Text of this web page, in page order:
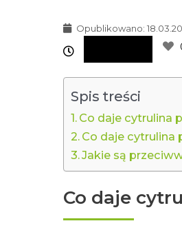
Opublikowano:
Spis treści
Co daje cytrulina
Co daje cytrulina
Jakie są
Co daje